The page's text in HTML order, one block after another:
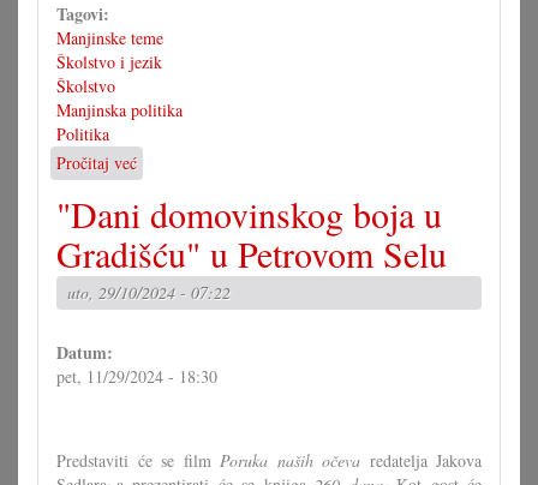
Tagovi:
Manjinske teme
Školstvo i jezik
Školstvo
Manjinska politika
Politika
Pročitaj već
Kick-
off
za
»Naravno
većjezično«
"Dani domovinskog boja u
Gradišću" u Petrovom Selu
uto, 29/10/2024 - 07:22
Datum:
pet, 11/29/2024 - 18:30
Predstaviti će se film Poruka naših očeva redatelja Jakova